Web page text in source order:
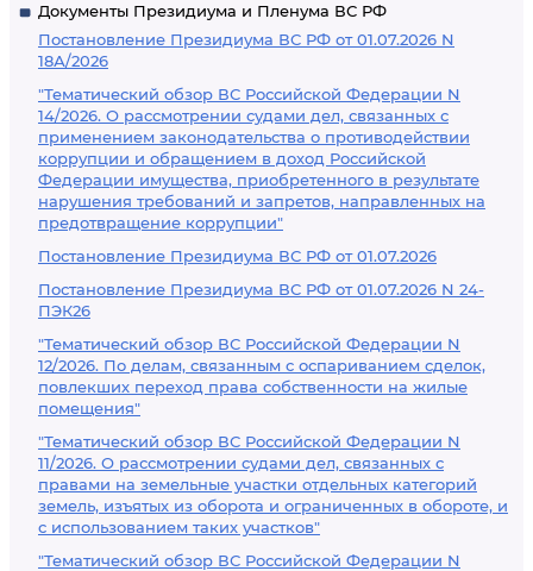
Документы Президиума и Пленума ВС РФ
Постановление Президиума ВС РФ от 01.07.2026 N
18А/2026
"Тематический обзор ВС Российской Федерации N
14/2026. О рассмотрении судами дел, связанных с
применением законодательства о противодействии
коррупции и обращением в доход Российской
Федерации имущества, приобретенного в результате
нарушения требований и запретов, направленных на
предотвращение коррупции"
Постановление Президиума ВС РФ от 01.07.2026
Постановление Президиума ВС РФ от 01.07.2026 N 24-
ПЭК26
"Тематический обзор ВС Российской Федерации N
12/2026. По делам, связанным с оспариванием сделок,
повлекших переход права собственности на жилые
помещения"
"Тематический обзор ВС Российской Федерации N
11/2026. О рассмотрении судами дел, связанных с
правами на земельные участки отдельных категорий
земель, изъятых из оборота и ограниченных в обороте, и
с использованием таких участков"
"Тематический обзор ВС Российской Федерации N